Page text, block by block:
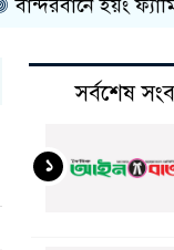
ইয়ং ফ্যামিনিস্ট
সর্বশেষ
১